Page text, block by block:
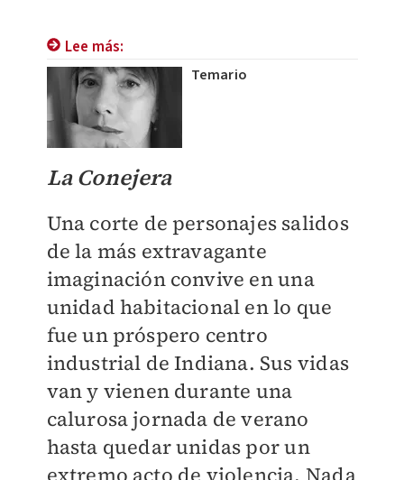
Lee más:
Temario
La Conejera
Una corte de personajes salidos
de la más extravagante
imaginación convive en una
unidad habitacional en lo que
fue un próspero centro
industrial de Indiana. Sus vidas
van y vienen durante una
calurosa jornada de verano
hasta quedar unidas por un
extremo acto de violencia. Nada